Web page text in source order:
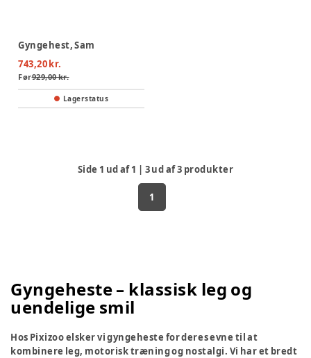
Gyngehest, Sam
743,20 kr.
Før929,00 kr.
Lagerstatus
Side 1 ud af1 | 3ud af3 produkter
1
Gyngeheste – klassisk leg og
uendelige smil
Hos Pixizoo elsker vi gyngeheste for deres evne til at
kombinere leg, motorisk træning og nostalgi. Vi har et bredt